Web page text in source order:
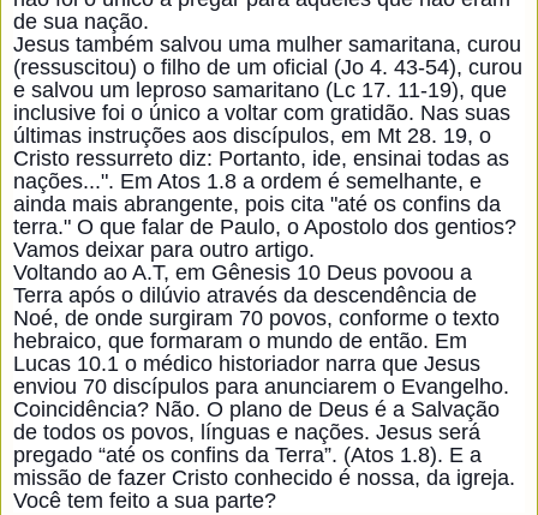
de sua nação.
Jesus também salvou uma mulher samaritana, curou
(ressuscitou) o filho de um oficial (Jo 4. 43-54), curou
e salvou um leproso samaritano (Lc 17. 11-19), que
inclusive foi o único a voltar com gratidão. Nas suas
últimas instruções aos discípulos, em Mt 28. 19, o
Cristo ressurreto diz: Portanto, ide, ensinai todas as
nações...". Em Atos 1.8 a ordem é semelhante, e
ainda mais abrangente, pois cita "até os confins da
terra." O que falar de Paulo, o Apostolo dos gentios?
Vamos deixar para outro artigo.
Voltando ao A.T, em Gênesis 10 Deus povoou a
Terra após o dilúvio através da descendência de
Noé, de onde surgiram 70 povos, conforme o texto
hebraico, que formaram o mundo de então. Em
Lucas 10.1 o médico historiador narra que Jesus
enviou 70 discípulos para anunciarem o Evangelho.
Coincidência? Não. O plano de Deus é a Salvação
de todos os povos, línguas e nações. Jesus será
pregado “até os confins da Terra”. (Atos 1.8). E a
missão de fazer Cristo conhecido é nossa, da igreja.
Você tem feito a sua parte?